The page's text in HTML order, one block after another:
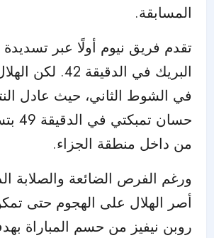
المسابقة.
تقدم فريق نيوم أولًا عبر
البريك في الدقيقة
في الشوط الثاني، حيث عادل
حسان
من داخل منطقة الجزاء.
ورغم الفرص الضائعة والصلابة
أصر الهلال على الهجوم حتى
روبن نيفيز من حسم المباراة